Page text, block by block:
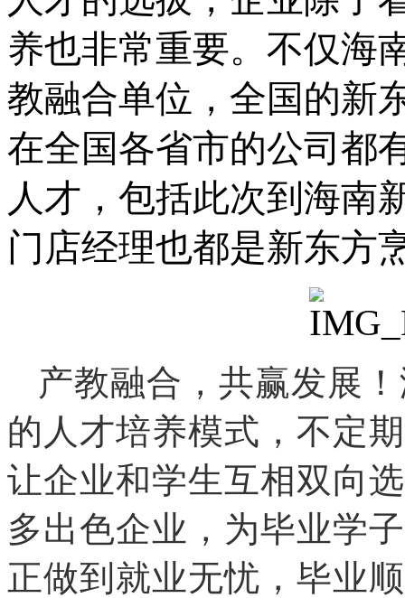
养也非常重要。不仅海
教融合单位，全国的新
在全国各省市的公司都
人才，包括此次到海南
门店经理也都是新东方
产教融合，共赢发展 ！
的人才培养模式，不定
让企业和学生互相双向
多出色企业，为毕业学
正做到就业无忧，毕业